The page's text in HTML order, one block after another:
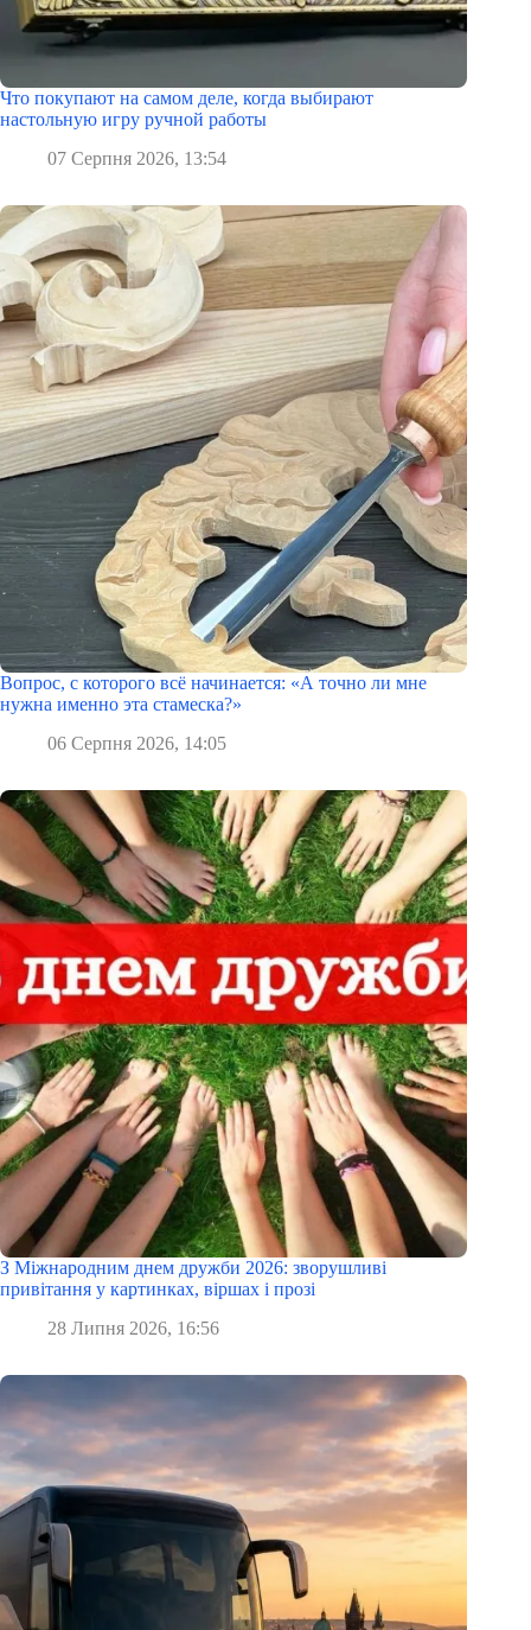
Что покупают на самом деле, когда выбирают
настольную игру ручной работы
07 Серпня 2026, 13:54
Вопрос, с которого всё начинается: «А точно ли мне
нужна именно эта стамеска?»
06 Серпня 2026, 14:05
З Міжнародним днем дружби 2026: зворушливі
привітання у картинках, віршах і прозі
28 Липня 2026, 16:56